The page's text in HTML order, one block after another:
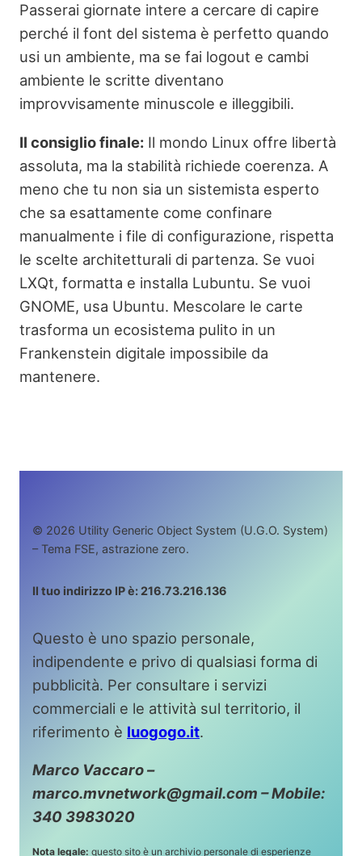
Passerai giornate intere a cercare di capire
perché il font del sistema è perfetto quando
usi un ambiente, ma se fai logout e cambi
ambiente le scritte diventano
improvvisamente minuscole e illeggibili.
Il consiglio finale: Il mondo Linux offre libertà
assoluta, ma la stabilità richiede coerenza. A
meno che tu non sia un sistemista esperto
che sa esattamente come confinare
manualmente i file di configurazione, rispetta
le scelte architetturali di partenza. Se vuoi
LXQt, formatta e installa Lubuntu. Se vuoi
GNOME, usa Ubuntu. Mescolare le carte
trasforma un ecosistema pulito in un
Frankenstein digitale impossibile da
mantenere.
© 2026 Utility Generic Object System (U.G.O. System)
– Tema FSE, astrazione zero.
Il tuo indirizzo IP è: 216.73.216.136
Questo è uno spazio personale,
indipendente e privo di qualsiasi forma di
pubblicità. Per consultare i servizi
commerciali e le attività sul territorio, il
riferimento è luogogo.it.
Marco Vaccaro –
marco.mvnetwork@gmail.com – Mobile:
340 3983020
Nota legale: questo sito è un archivio personale di esperienze